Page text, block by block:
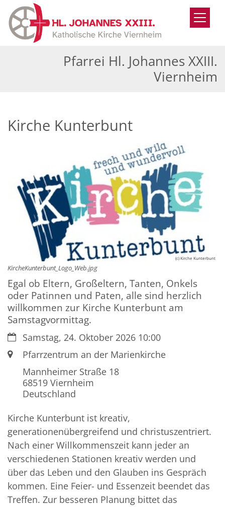
Zum Inhalt springen
Pfarrei Hl. Johannes XXIII.
Viernheim
Kirche Kunterbunt
(c) Kirche Kunterbunt
KircheKunterbunt_Logo_Web.jpg
Egal ob Eltern, Großeltern, Tanten, Onkels
oder Patinnen und Paten, alle sind herzlich
willkommen zur Kirche Kunterbunt am
Samstagvormittag.
Datum:Samstag, 24. Oktober 2026 10:00
Ort: Pfarrzentrum an der Marienkirche
Mannheimer Straße 18
68519 Viernheim
Deutschland
Kirche Kunterbunt ist kreativ,
generationenübergreifend und christuszentriert.
Nach einer Willkommenszeit kann jeder an
verschiedenen Stationen kreativ werden und
über das Leben und den Glauben ins Gespräch
kommen. Eine Feier- und Essenzeit beendet das
Treffen. Zur besseren Planung bittet das